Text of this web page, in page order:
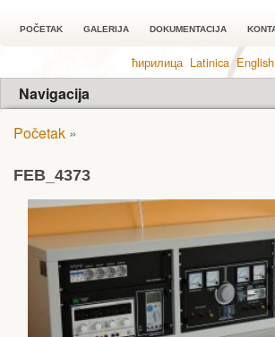
POČETAK GALERIJA DOKUMENTACIJA
ћирилица Latinica English
Navigacija
Početak »
FEB_4373